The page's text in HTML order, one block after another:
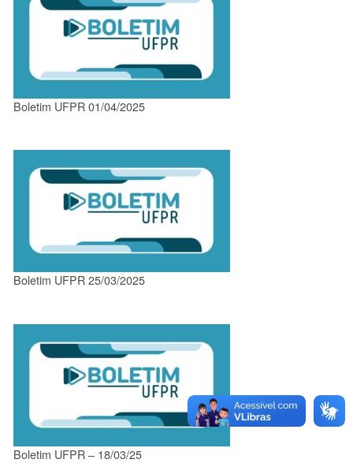
Boletim UFPR 01/04/2025
Boletim UFPR 25/03/2025
Boletim UFPR – 18/03/25